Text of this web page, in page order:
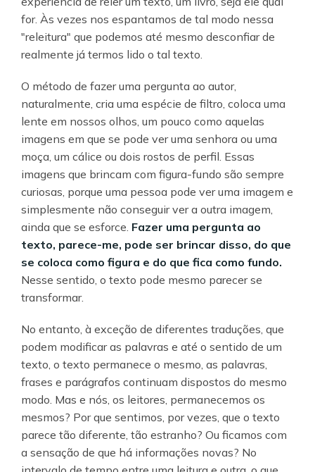
for. Às vezes nos espantamos de tal modo nessa
"releitura" que podemos até mesmo desconfiar de
realmente já termos lido o tal texto.
O método de fazer uma pergunta ao autor,
naturalmente, cria uma espécie de filtro, coloca uma
lente em nossos olhos, um pouco como aquelas
imagens em que se pode ver uma senhora ou uma
moça, um cálice ou dois rostos de perfil. Essas
imagens que brincam com figura-fundo são sempre
curiosas, porque uma pessoa pode ver uma imagem e
simplesmente não conseguir ver a outra imagem,
ainda que se esforce. Fazer uma pergunta ao
texto, parece-me, pode ser brincar disso, do que
se coloca como figura e do que fica como fundo.
Nesse sentido, o texto pode mesmo parecer se
transformar.
No entanto, à exceção de diferentes traduções, que
podem modificar as palavras e até o sentido de um
texto, o texto permanece o mesmo, as palavras,
frases e parágrafos continuam dispostos do mesmo
modo. Mas e nós, os leitores, permanecemos os
mesmos? Por que sentimos, por vezes, que o texto
parece tão diferente, tão estranho? Ou ficamos com
a sensação de que há informações novas? No